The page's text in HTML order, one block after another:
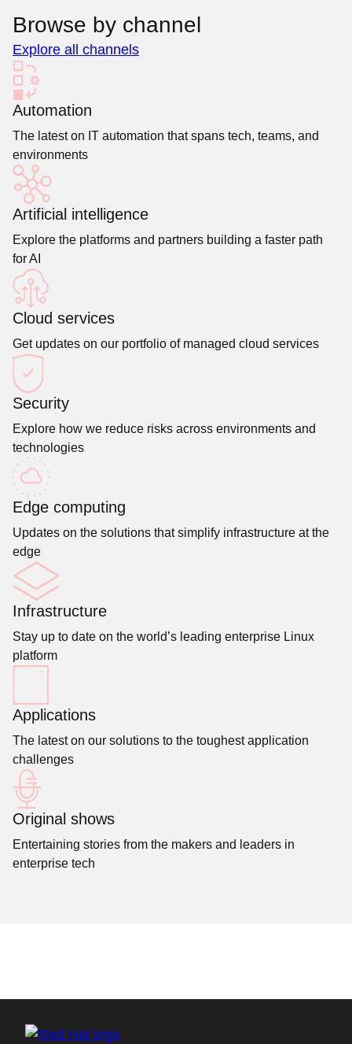
Browse by channel
Explore all channels
Automation
The latest on IT automation that spans tech, teams, and
environments
Artificial intelligence
Explore the platforms and partners building a faster path
for AI
Cloud services
Get updates on our portfolio of managed cloud services
Security
Explore how we reduce risks across environments and
technologies
Edge computing
Updates on the solutions that simplify infrastructure at the
edge
Infrastructure
Stay up to date on the world’s leading enterprise Linux
platform
Applications
The latest on our solutions to the toughest application
challenges
Original shows
Entertaining stories from the makers and leaders in
enterprise tech